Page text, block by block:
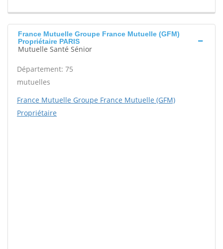
France Mutuelle Groupe France Mutuelle (GFM)
Propriétaire PARIS
Mutuelle Santé Sénior
Département: 75
mutuelles
France Mutuelle Groupe France Mutuelle (GFM)
Propriétaire